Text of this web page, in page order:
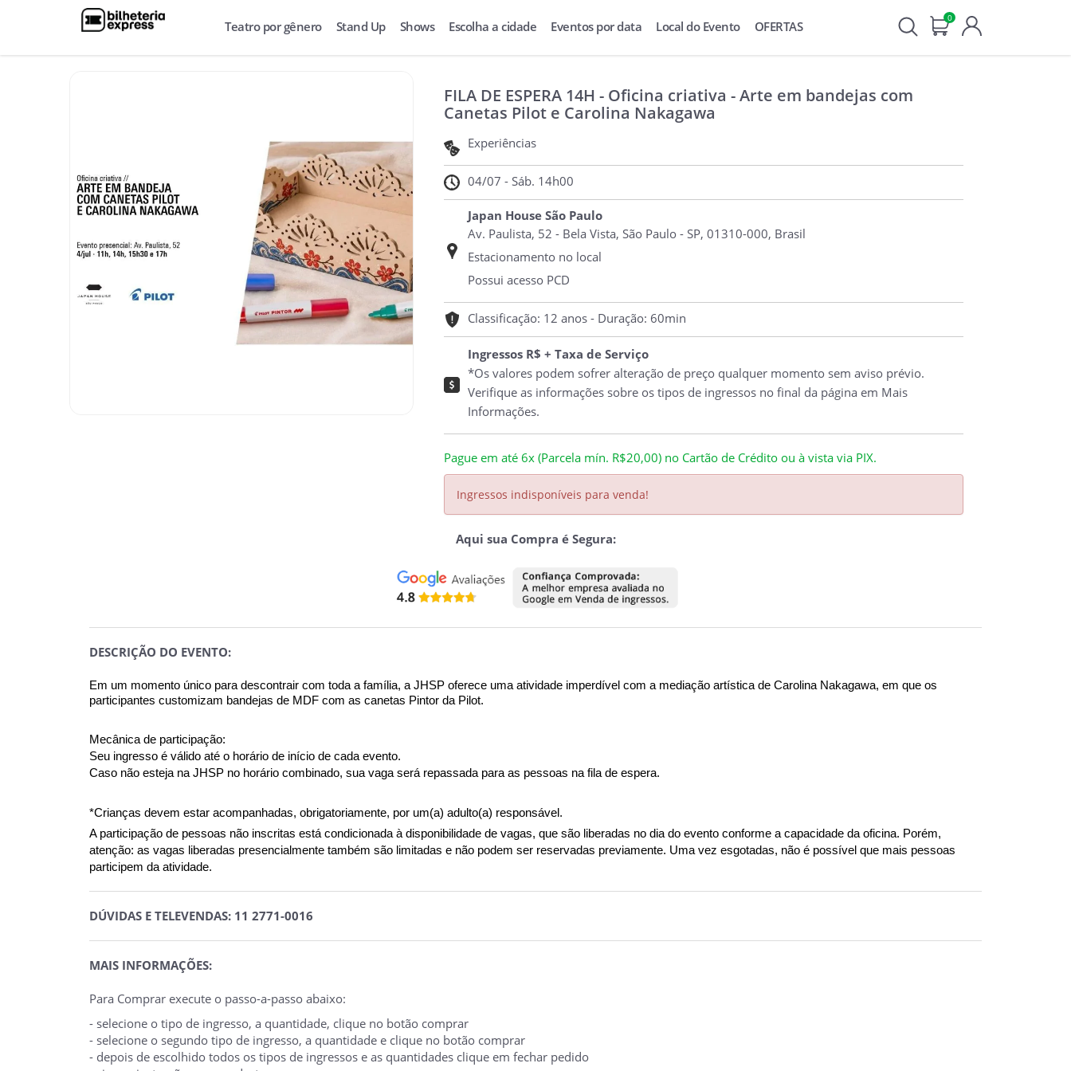
Teatro por gênero Stand Up Shows Escolha a cidade Eventos por data Local do Evento OFERTAS
0
FILA DE ESPERA 14H - Oficina criativa - Arte em bandejas com
Canetas Pilot e Carolina Nakagawa
Experiências
04/07 - Sáb. 14h00
Japan House São Paulo
Av. Paulista, 52 - Bela Vista, São Paulo - SP, 01310-000, Brasil
Estacionamento no local
Possui acesso PCD
Classificação: 12 anos - Duração: 60min
Ingressos R$ + Taxa de Serviço
*Os valores podem sofrer alteração de preço qualquer momento sem aviso prévio.
Verifique as informações sobre os tipos de ingressos no final da página em Mais
Informações.
Pague em até 6x (Parcela mín. R$20,00) no Cartão de Crédito ou à vista via PIX.
Ingressos indisponíveis para venda!
Aqui sua Compra é Segura:
DESCRIÇÃO DO EVENTO:
Em um momento único para descontrair com toda a família, a JHSP oferece uma atividade imperdível com a mediação artística de Carolina Nakagawa, em que os
participantes customizam bandejas de MDF com as canetas Pintor da Pilot.
Mecânica de participação:
Seu ingresso é válido até o horário de início de cada evento.
Caso não esteja na JHSP no horário combinado, sua vaga será repassada para as pessoas na fila de espera.
*Crianças devem estar acompanhadas, obrigatoriamente, por um(a) adulto(a) responsável.
A participação de pessoas não inscritas está condicionada à disponibilidade de vagas, que são liberadas no dia do evento conforme a capacidade da oficina. Porém,
atenção: as vagas liberadas presencialmente também são limitadas e não podem ser reservadas previamente. Uma vez esgotadas, não é possível que mais pessoas
participem da atividade.
DÚVIDAS E TELEVENDAS: 11 2771-0016
MAIS INFORMAÇÕES:
Para Comprar execute o passo-a-passo abaixo:
- selecione o tipo de ingresso, a quantidade, clique no botão comprar
- selecione o segundo tipo de ingresso, a quantidade e clique no botão comprar
- depois de escolhido todos os tipos de ingressos e as quantidades clique em fechar pedido